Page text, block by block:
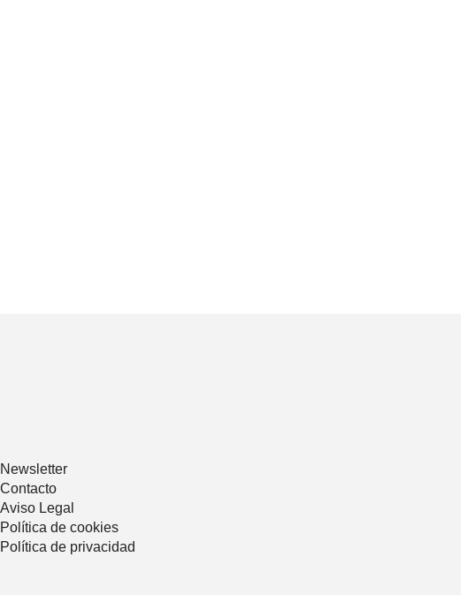
Newsletter
Contacto
Aviso Legal
Política de cookies
Política de privacidad